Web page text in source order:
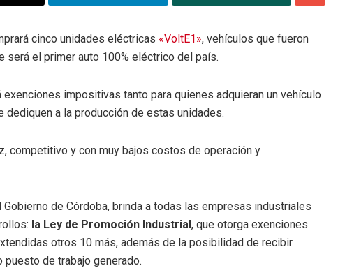
cinco unidades eléctricas «VoltE1», vehículos que fueron
será el primer auto 100% eléctrico del país.
impositivas tanto para quienes adquieran un vehículo
a la producción de estas unidades.
competitivo y con muy bajos costos de operación y
de Córdoba, brinda a todas las empresas industriales
la Ley de Promoción Industrial, que otorga exenciones
otros 10 más, además de la posibilidad de recibir
puesto de trabajo generado.